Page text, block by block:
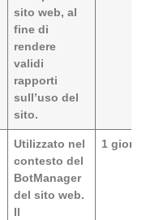
sito web, al
fine di
rendere
validi
rapporti
sull’uso del
sito.
Utilizzato nel
contesto del
BotManager
del sito web.
Il
1 giorno